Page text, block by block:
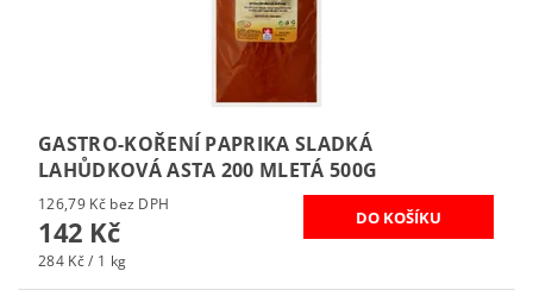
GASTRO-KOŘENÍ PAPRIKA SLADKÁ
LAHŮDKOVÁ ASTA 200 MLETÁ 500G
126,79 Kč bez DPH
142 Kč
284 Kč / 1 kg